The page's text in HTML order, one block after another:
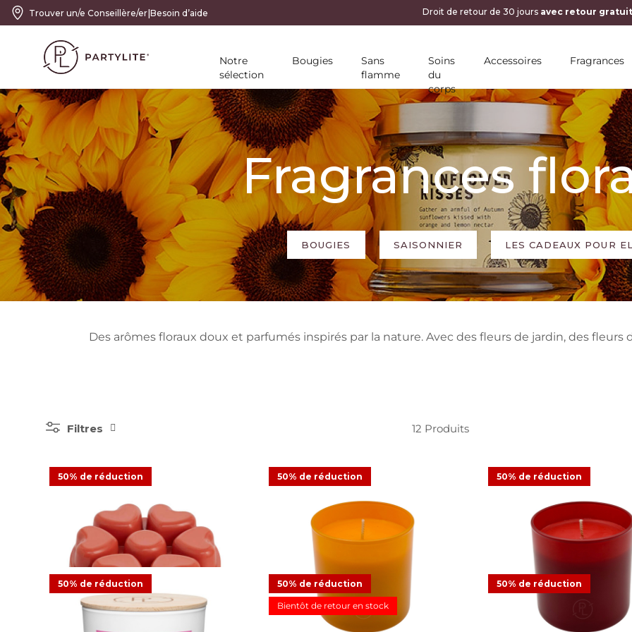
Trouver un/e Conseillère/er|Besoin d’aide
Notre
sélection
Bougies
Sans
flamme
Soins
du
corps
Accessoires Fragrances
Fragrances
BOUGIES SAISONNIER LES CADEAUX POUR
Des arômes floraux doux et parfumés inspirés par la nature. Avec des fleurs de jardin, des fleurs
Filtres 12 Produits
50% de réduction
Galets Cœur Scent Plus® Amber Sands
9,23 € 18,45 € Offre
50% de réduction
Mini-pot à bougie Isla Del Sol
9,98 € 19,95 € Offre
50% de réduction
Mini-pot à bougie Amber
9,98 € 19,95 €
50% de réduction 50% de réduction
Bientôt de retour en stock
50% de réduction